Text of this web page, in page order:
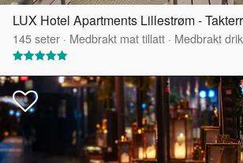
145seter · Medbrakt mat tillatt · Medbrakt